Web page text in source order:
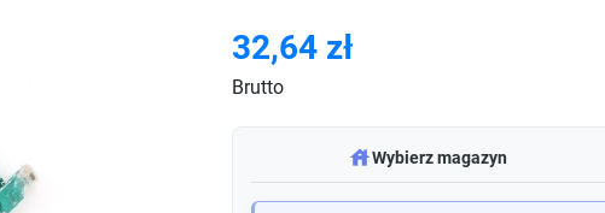
32,64 zł
Brutto
warehouseWybierz magazyn